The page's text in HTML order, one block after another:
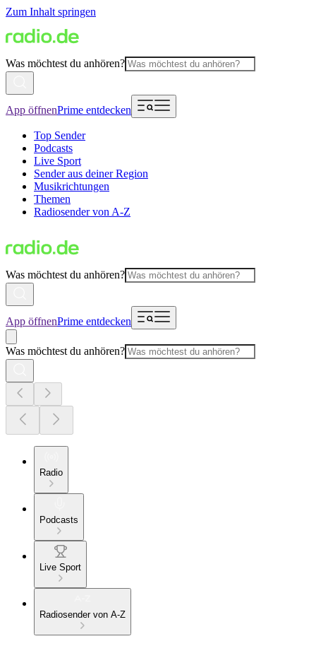
Zum Inhalt springen
Was möchtest du anhören?
App öffnenPrime entdecken
Top Sender
Podcasts
Live Sport
Sender aus deiner Region
Musikrichtungen
Themen
Radiosender von A-Z
Was möchtest du anhören?
App öffnenPrime entdecken
Was möchtest du anhören?
Radio
Podcasts
Live Sport
Radiosender von A-Z